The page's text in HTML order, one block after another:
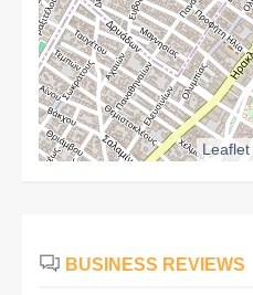
Leaflet
BUSINESS REVIEWS